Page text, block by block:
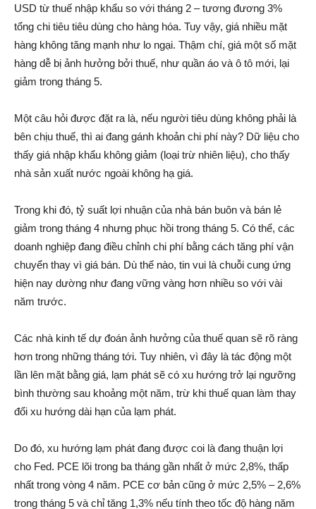
USD từ thuế nhập khẩu so với tháng 2 – tương đương 3%
tổng chi tiêu tiêu dùng cho hàng hóa. Tuy vậy, giá nhiều mặt
hàng không tăng mạnh như lo ngại. Thậm chí, giá một số mặt
hàng dễ bị ảnh hưởng bởi thuế, như quần áo và ô tô mới, lại
giảm trong tháng 5.
Một câu hỏi được đặt ra là, nếu người tiêu dùng không phải là
bên chịu thuế, thì ai đang gánh khoản chi phí này? Dữ liệu cho
thấy giá nhập khẩu không giảm (loại trừ nhiên liệu), cho thấy
nhà sản xuất nước ngoài không hạ giá.
Trong khi đó, tỷ suất lợi nhuận của nhà bán buôn và bán lẻ
giảm trong tháng 4 nhưng phục hồi trong tháng 5. Có thể, các
doanh nghiệp đang điều chỉnh chi phí bằng cách tăng phí vận
chuyển thay vì giá bán. Dù thế nào, tin vui là chuỗi cung ứng
hiện nay dường như đang vững vàng hơn nhiều so với vài
năm trước.
Các nhà kinh tế dự đoán ảnh hưởng của thuế quan sẽ rõ ràng
hơn trong những tháng tới. Tuy nhiên, vì đây là tác động một
lần lên mặt bằng giá, lạm phát sẽ có xu hướng trở lại ngưỡng
bình thường sau khoảng một năm, trừ khi thuế quan làm thay
đổi xu hướng dài hạn của lạm phát.
Do đó, xu hướng lạm phát đang được coi là đang thuận lợi
cho Fed. PCE lõi trong ba tháng gần nhất ở mức 2,8%, thấp
nhất trong vòng 4 năm. PCE cơ bản cũng ở mức 2,5% – 2,6%
trong tháng 5 và chỉ tăng 1,3% nếu tính theo tốc độ hàng năm